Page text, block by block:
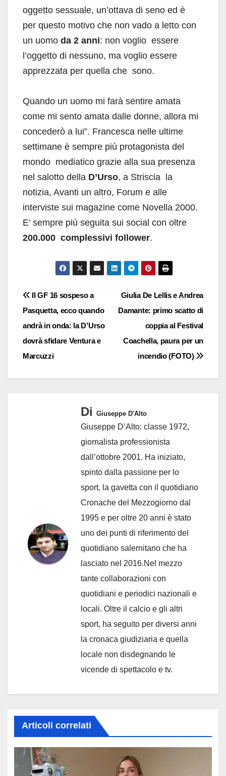
oggetto sessuale, un’ottava di seno ed è
per questo motivo che non vado a letto con
un uomo da 2 anni: non voglio essere
l’oggetto di nessuno, ma voglio essere
apprezzata per quella che sono.
Quando un uomo mi farà sentire amata
come mi sento amata dalle donne, allora mi
concederò a lui”. Francesca nelle ultime
settimane è sempre più protagonista del
mondo mediatico grazie alla sua presenza
nel salotto della D’Urso, a Striscia la
notizia, Avanti un altro, Forum e alle
interviste sui magazine come Novella 2000.
E’ sempre più seguita sui social con oltre
200.000 complessivi follower.
Navigazione
articoli
Giulia De Lellis e Andrea
Damante: primo scatto di
coppia al Festival
Coachella, paura per un
incendio (FOTO)
Il GF 16 sospeso a
Pasquetta, ecco quando
andrà in onda: la D’Urso
dovrà sfidare Ventura e
Marcuzzi
Di Giuseppe D'Alto
Giuseppe D’Alto: classe 1972,
giornalista professionista
dall’ottobre 2001. Ha iniziato,
spinto dalla passione per lo
sport, la gavetta con il quotidiano
Cronache del Mezzogiorno dal
1995 e per oltre 20 anni è stato
uno dei punti di riferimento del
quotidiano salernitano che ha
lasciato nel 2016.Nel mezzo
tante collaborazioni con
quotidiani e periodici nazionali e
locali. Oltre il calcio e gli altri
sport, ha seguito per diversi anni
la cronaca giudiziaria e quella
locale non disdegnando le
vicende di spettacolo e tv.
Articoli correlati